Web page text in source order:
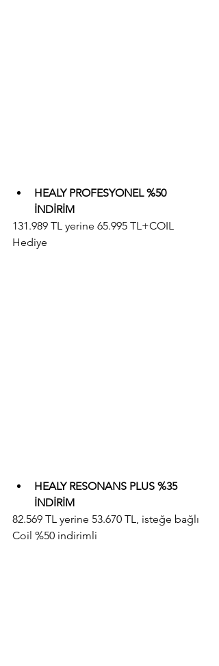
HEALY PROFESYONEL %50
İNDİRİM
131.989 TL yerine 65.995 TL+COIL
Hediye
HEALY RESONANS PLUS %35
İNDİRİM
82.569 TL yerine 53.670 TL, isteğe bağlı
Coil %50 indirimli